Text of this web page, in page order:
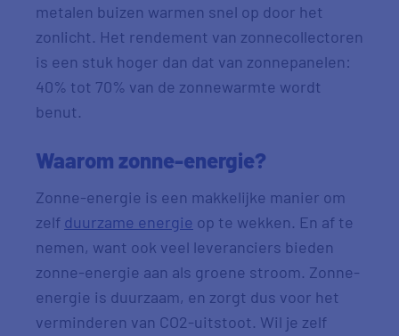
metalen buizen warmen snel op door het
zonlicht. Het rendement van zonnecollectoren
is een stuk hoger dan dat van zonnepanelen:
40% tot 70% van de zonnewarmte wordt
benut.
Waarom zonne-energie?
Zonne-energie is een makkelijke manier om
zelf duurzame energie op te wekken. En af te
nemen, want ook veel leveranciers bieden
zonne-energie aan als groene stroom. Zonne-
energie is duurzaam, en zorgt dus voor het
verminderen van CO2-uitstoot. Wil je zelf